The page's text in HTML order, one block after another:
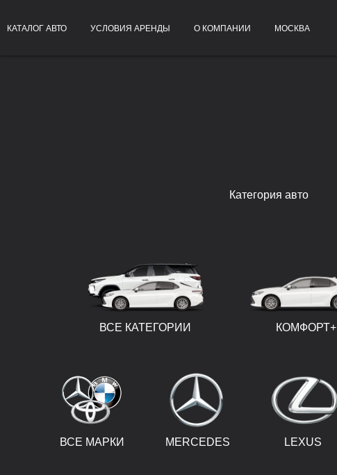
КАТАЛОГ АВТО УСЛОВИЯ АРЕНДЫ О КОМПАНИИ МОСКВА
Категория авто
ВСЕ КАТЕГОРИИ КОМФОРТ+
MERCEDES
ВСЕ МАРКИ LEXUS